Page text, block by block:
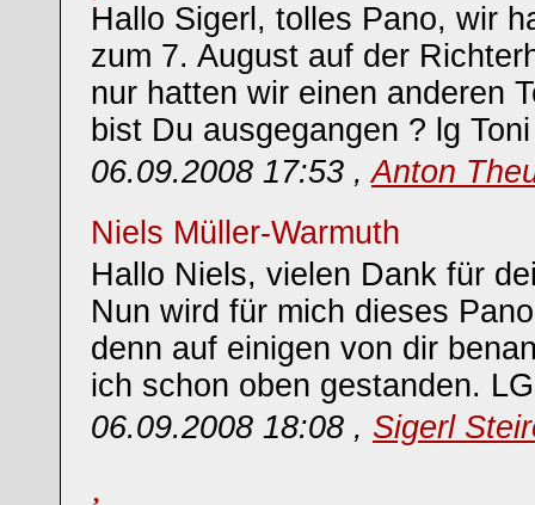
Hallo Sigerl, tolles Pano, wir
zum 7. August auf der
nur hatten wir einen anderen
bist Du ausgegangen ? lg Toni
06.09.2008 17:53 ,Anton
Niels Müller-Warmuth
Hallo Niels, vielen Dank für
Nun wird für mich dieses
denn auf einigen von dir
ich schon oben gestanden.
06.09.2008 18:08 , Sigerl